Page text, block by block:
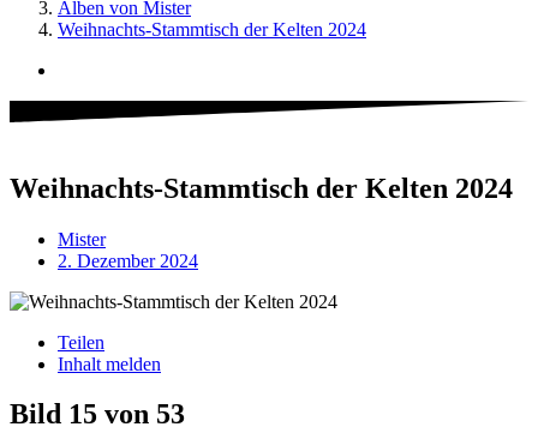
Alben von Mister
Weihnachts-Stammtisch der Kelten 2024
Weihnachts-Stammtisch der Kelten 2024
Mister
2. Dezember 2024
Teilen
Inhalt melden
Bild 15 von 53